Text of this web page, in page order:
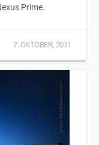
Prime.
7. OKTOBER, 2011